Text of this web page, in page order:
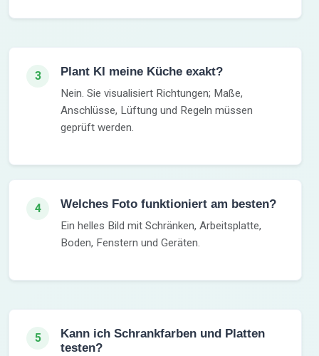
3 Plant KI meine Küche exakt?
Nein. Sie visualisiert Richtungen; Maße,
Anschlüsse, Lüftung und Regeln müssen
geprüft werden.
4 Welches Foto funktioniert am besten?
Ein helles Bild mit Schränken, Arbeitsplatte,
Boden, Fenstern und Geräten.
5
Kann ich Schrankfarben und Platten
testen?